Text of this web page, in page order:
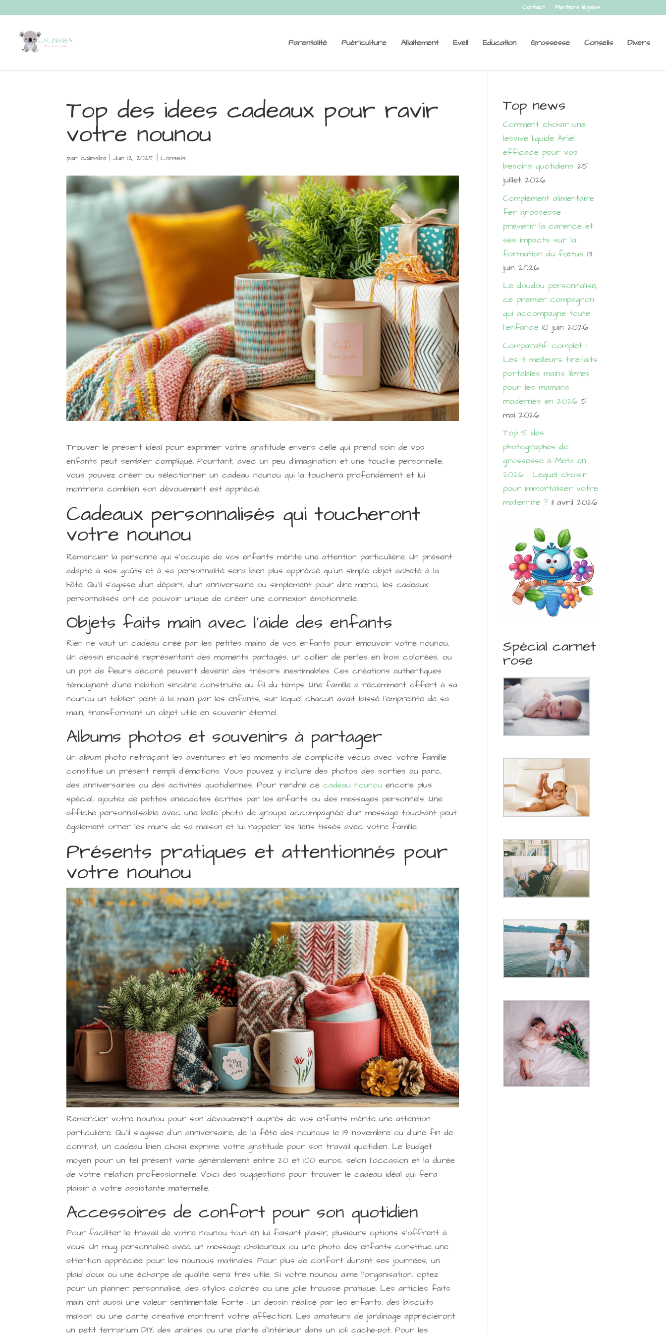
Contact Mentions légales
Parentalité Puériculture Allaitement Eveil Education Grossesse Conseils Divers
Top des idees cadeaux pour ravir
votre nounou
parcalinisba |Juin 12, 2025 |Conseils
Trouver le présent idéal pour exprimer votre gratitude envers celle qui prend soin de vos
enfants peut sembler compliqué. Pourtant, avec un peu d'imagination et une touche personnelle,
vous pouvez créer ou sélectionner un cadeau nounou qui la touchera profondément et lui
montrera combien son dévouement est apprécié.
Cadeaux personnalisés qui toucheront
votre nounou
Remercier la personne qui s'occupe de vos enfants mérite une attention particulière. Un présent
adapté à ses goûts et à sa personnalité sera bien plus apprécié qu'un simple objet acheté à la
hâte. Qu'il s'agisse d'un départ, d'un anniversaire ou simplement pour dire merci, les cadeaux
personnalisés ont ce pouvoir unique de créer une connexion émotionnelle.
Objets faits main avec l'aide des enfants
Rien ne vaut un cadeau créé par les petites mains de vos enfants pour émouvoir votre nounou.
Un dessin encadré représentant des moments partagés, un collier de perles en bois colorées, ou
un pot de fleurs décoré peuvent devenir des trésors inestimables. Ces créations authentiques
témoignent d'une relation sincère construite au fil du temps. Une famille a récemment offert à sa
nounou un tablier peint à la main par les enfants, sur lequel chacun avait laissé l'empreinte de sa
main, transformant un objet utile en souvenir éternel.
Albums photos et souvenirs à partager
Un album photo retraçant les aventures et les moments de complicité vécus avec votre famille
constitue un présent rempli d'émotions. Vous pouvez y inclure des photos des sorties au parc,
des anniversaires ou des activités quotidiennes. Pour rendre cecadeau nounou encore plus
spécial, ajoutez de petites anecdotes écrites par les enfants ou des messages personnels. Une
affiche personnalisable avec une belle photo de groupe accompagnée d'un message touchant peut
également orner les murs de sa maison et lui rappeler les liens tissés avec votre famille.
Présents pratiques et attentionnés pour
votre nounou
Remercier votre nounou pour son dévouement auprès de vos enfants mérite une attention
particulière. Qu'il s'agisse d'un anniversaire, de la fête des nounous le 19 novembre ou d'une fin de
contrat, un cadeau bien choisi exprime votre gratitude pour son travail quotidien. Le budget
moyen pour un tel présent varie généralement entre 20 et 100 euros, selon l'occasion et la durée
de votre relation professionnelle. Voici des suggestions pour trouver le cadeau idéal qui fera
plaisir à votre assistante maternelle.
Accessoires de confort pour son quotidien
Pour faciliter le travail de votre nounou tout en lui faisant plaisir, plusieurs options s'offrent à
vous. Un mug personnalisé avec un message chaleureux ou une photo des enfants constitue une
attention appréciée pour les nounous matinales. Pour plus de confort durant ses journées, un
plaid doux ou une écharpe de qualité sera très utile. Si votre nounou aime l'organisation, optez
pour un planner personnalisé, des stylos colorés ou une jolie trousse pratique. Les articles faits
main ont aussi une valeur sentimentale forte : un dessin réalisé par les enfants, des biscuits
maison ou une carte créative montrent votre affection. Les amateurs de jardinage apprécieront
un petit terrarium DIY, des graines ou une plante d'intérieur dans un joli cache-pot. Pour les
Top news
Comment choisir une
lessive liquide Ariel
efficace pour vos
besoins quotidiens 25
juillet 2026
Complément alimentaire
fer grossesse :
prévenir la carence et
ses impacts sur la
formation du fœtus 13
juin 2026
Le doudou personnalisé,
ce premier compagnon
qui accompagne toute
l’enfance 10 juin 2026
Comparatif complet :
Les 3 meilleurs tire-laits
portables mains libres
pour les mamans
modernes en 2026 5
mai 2026
Top 5 des
photographes de
grossesse à Metz en
2026 : Lequel choisir
pour immortaliser votre
maternité ? 11 avril 2026
Spécial carnet
rose